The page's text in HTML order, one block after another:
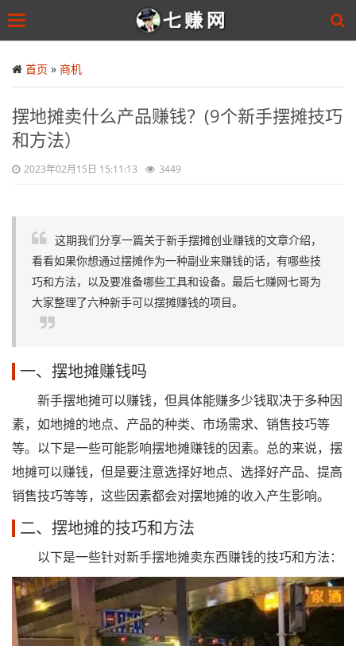
to
main
Toggle
首页 » 商机
摆地摊卖什么产品赚钱？(9个新手摆摊技巧
和方法）
2023年02月15日 15:11:13 3449
这期我们分享一篇关于新手摆摊创业赚钱的文章介绍，
看看如果你想通过摆摊作为一种副业来赚钱的话，有哪些技
巧和方法，以及要准备哪些工具和设备。最后七赚网七哥为
大家整理了六种新手可以摆摊赚钱的项目。
一、摆地摊赚钱吗
新手摆地摊可以赚钱，但具体能赚多少钱取决于多种因
素，如地摊的地点、产品的种类、市场需求、销售技巧等
等。以下是一些可能影响摆地摊赚钱的因素。总的来说，摆
地摊可以赚钱，但是要注意选择好地点、选择好产品、提高
销售技巧等等，这些因素都会对摆地摊的收入产生影响。
二、摆地摊的技巧和方法
以下是一些针对新手摆地摊卖东西赚钱的技巧和方法：